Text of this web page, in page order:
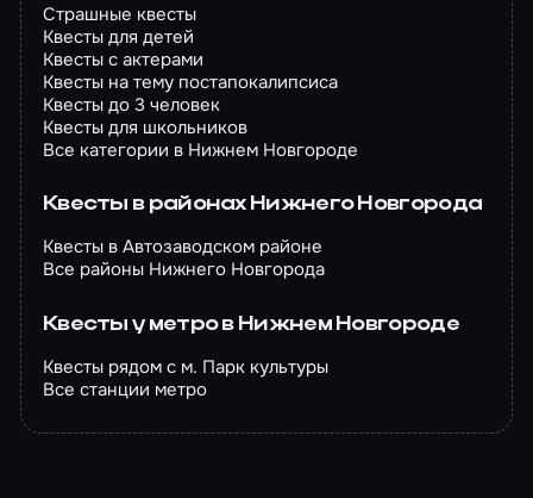
Страшные квесты
Квесты для детей
Квесты с актерами
Квесты на тему постапокалипсиса
Квесты до 3 человек
Квесты для школьников
Все категории в Нижнем Новгороде
Квесты в районах Нижнего Новгорода
Квесты в Автозаводском районе
Все районы Нижнего Новгорода
Квесты у метро в Нижнем Новгороде
Квесты рядом с м. Парк культуры
Все станции метро